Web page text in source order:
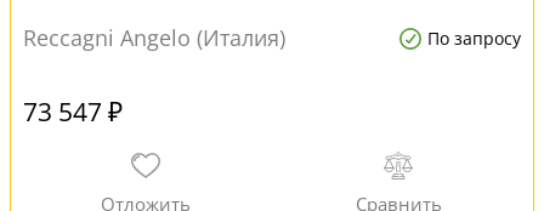
Reccagni Angelo (Италия) По запросу
73 547 ₽